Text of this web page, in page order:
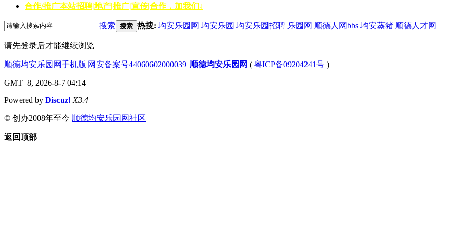
合作/推广本站招聘|地产|推广|宣传|合作，加我们↓
搜索 搜索 热搜: 均安乐园网 均安乐园 均安乐园招聘 乐园网 顺德人网bbs 均安蒸猪 顺德人才网
请先登录后才能继续浏览
顺德均安乐园网手机版|网安备案号44060602000039| 顺德均安乐园网 ( 粤ICP备09204241号 )
GMT+8, 2026-8-7 04:14
Powered by Discuz! X3.4
© 创办2008年至今 顺德均安乐园网社区
返回顶部